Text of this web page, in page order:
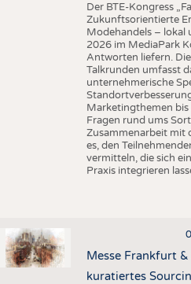
Der BTE-Kongress
Zukunftsorientierte
Modehandels – lokal
2026 im MediaPark
Antworten liefern.
Talkrunden umfasst
unternehmerische
Marketingthemen
Fragen rund ums
Zusammenarbeit mit
es, den
vermitteln, die sich
Praxis integrieren
Messe Frankfurt &
kuratiertes